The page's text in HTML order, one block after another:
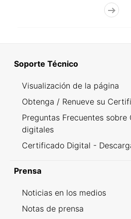
Soporte Técnico
Visualización de la página
Obtenga / Renueve su
Preguntas Frecuentes
digitales
Certificado Digital -
Prensa
Noticias en los medios
Notas de prensa